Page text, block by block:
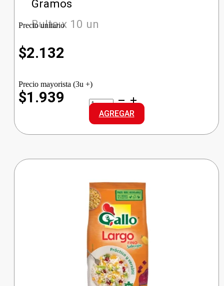
Gramos
Bulto x 10 un
Precio unitario
$2.132
Precio mayorista (3u +)
$1.939
GALLO
ARROZ
G.LARGO
cantidad
AGREGAR